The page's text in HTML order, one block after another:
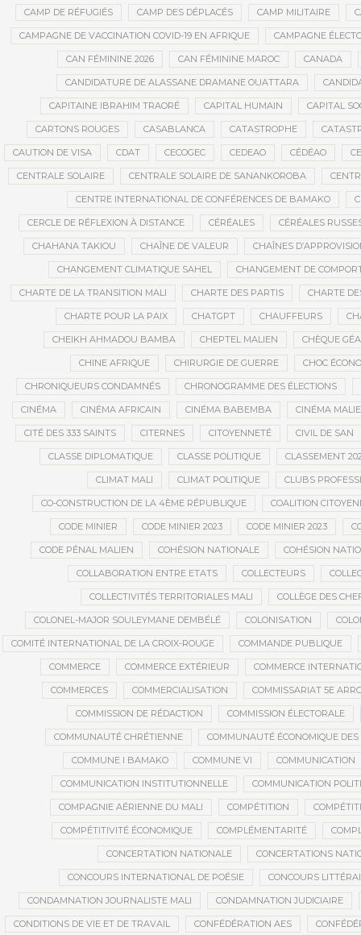
CAMP DE RÉFUGIÉS CAMP DES DÉPLACÉS CAMP MILITAIRE
CAMPAGNE DE VACCINATION COVID-19 EN AFRIQUE CAMPAGNE
CAN FÉMININE 2026 CAN FÉMININE MAROC CANADA
CANDIDATURE DE ALASSANE DRAMANE OUATTARA
CAPITAINE IBRAHIM TRAORÉ CAPITAL HUMAIN CAPITAL
CARTONS ROUGES CASABLANCA CATASTROPHE
CAUTION DE VISA CDAT CECOGEC CEDEAO CÉDÉAO
CENTRALE SOLAIRE CENTRALE SOLAIRE DE SANANKOROBA
CENTRE INTERNATIONAL DE CONFÉRENCES DE BAMAKO
CERCLE DE RÉFLEXION À DISTANCE CÉRÉALES CÉRÉALES
CHAHANA TAKIOU CHAÎNE DE VALEUR CHAÎNES
CHANGEMENT CLIMATIQUE SAHEL CHANGEMENT DE
CHARTE DE LA TRANSITION MALI CHARTE DES PARTIS CHARTE
CHARTE POUR LA PAIX CHATGPT CHAUFFEURS
CHEIKH AHMADOU BAMBA CHEPTEL MALIEN CHÈQUE
CHINE AFRIQUE CHIRURGIE DE GUERRE CHOC
CHRONIQUEURS CONDAMNÉS CHRONOGRAMME DES ÉLECTIONS
CINÉMA CINÉMA AFRICAIN CINÉMA BABEMBA CINÉMA
CITÉ DES 333 SAINTS CITERNES CITOYENNETÉ CIVIL DE SAN
CLASSE DIPLOMATIQUE CLASSE POLITIQUE CLASSEMENT
CLIMAT MALI CLIMAT POLITIQUE CLUBS
CO-CONSTRUCTION DE LA 4ÈME RÉPUBLIQUE COALITION
CODE MINIER CODE MINIER 2023 CODE MINIER 2023
CODE PÉNAL MALIEN COHÉSION NATIONALE COHÉSION
COLLABORATION ENTRE ETATS COLLECTEURS
COLLECTIVITÉS TERRITORIALES MALI COLLÈGE DES
COLONEL-MAJOR SOULEYMANE DEMBÉLÉ COLONISATION
COMITÉ INTERNATIONAL DE LA CROIX-ROUGE COMMANDE PUBLIQUE
COMMERCE COMMERCE EXTÉRIEUR COMMERCE
COMMERCES COMMERCIALISATION COMMISSARIAT 5E
COMMISSION DE RÉDACTION COMMISSION ÉLECTORALE
COMMUNAUTÉ CHRÉTIENNE COMMUNAUTÉ ÉCONOMIQUE
COMMUNE I BAMAKO COMMUNE VI COMMUNICATION
COMMUNICATION INSTITUTIONNELLE COMMUNICATION
COMPAGNIE AÉRIENNE DU MALI COMPÉTITION
COMPÉTITIVITÉ ÉCONOMIQUE COMPLÉMENTARITÉ
CONCERTATION NATIONALE CONCERTATIONS
CONCOURS INTERNATIONAL DE POÉSIE CONCOURS
CONDAMNATION JOURNALISTE MALI CONDAMNATION JUDICIAIRE
CONDITIONS DE VIE ET DE TRAVAIL CONFÉDÉRATION AES